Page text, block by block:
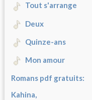
Tout s'arrange
Deux
Quinze-ans
Mon amour
Romans pdf gratuits:
Kahina,